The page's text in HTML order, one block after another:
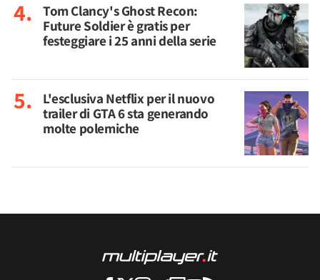
Tom Clancy's Ghost Recon:
Future Soldier è gratis per
festeggiare i 25 anni della serie
L'esclusiva Netflix per il nuovo
trailer di GTA 6 sta generando
molte polemiche